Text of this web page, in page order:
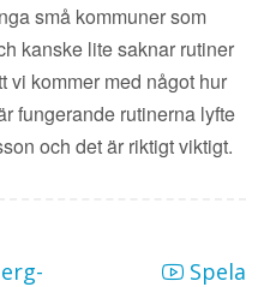
små kommuner som
kanske lite saknar rutiner
vi kommer med något hur
fungerande rutinerna lyfte
och det är riktigt viktigt.
Spela